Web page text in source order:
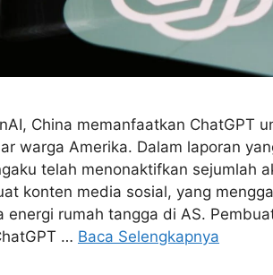
China memanfaatkan ChatGPT
warga Amerika. Dalam laporan
telah menonaktifkan sejumlah
konten media sosial, yang
energi rumah tangga di AS.
… Baca Selengkapnya